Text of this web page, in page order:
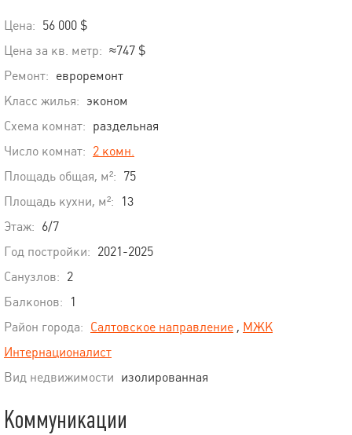
Цена: 56 000 $
Цена за кв. метр: ≈747 $
Ремонт: евроремонт
Класс жилья: эконом
Схема комнат: раздельная
Число комнат: 2 комн.
Площадь общая, м²: 75
Площадь кухни, м²:
13
Этаж: 6/7
Год постройки: 2021-2025
Санузлов: 2
Балконов:
1
Район города: Салтовское направление , МЖК
Интернационалист
Вид недвижимости изолированная
Коммуникации